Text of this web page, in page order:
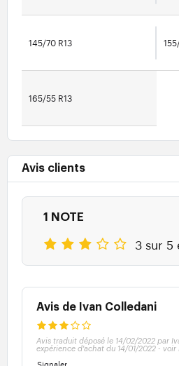
145/70 R13
165/55 R13
Avis clients
1 NOTE
3 sur 5
Avis de Ivan Colledani
Avis traduit déposé le 14/02/2022 par
expérience d'achat du 14/01/2022 - voir